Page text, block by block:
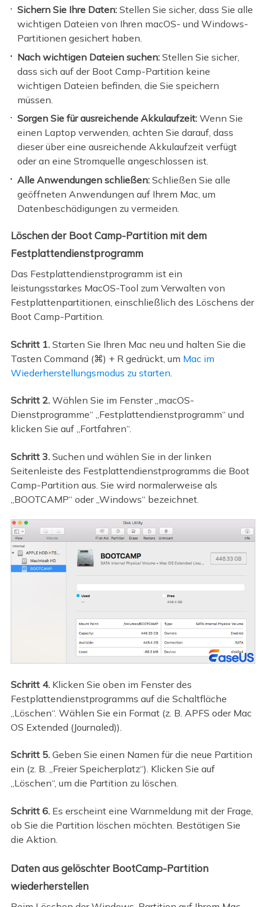
Sichern Sie Ihre Daten: Stellen Sie sicher, dass Sie alle
wichtigen Dateien von Ihren macOS- und Windows-
Partitionen gesichert haben.
Nach wichtigen Dateien suchen: Stellen Sie sicher,
dass sich auf der Boot Camp-Partition keine
wichtigen Dateien befinden, die Sie speichern
müssen.
Sorgen Sie für ausreichende Akkulaufzeit: Wenn Sie
einen Laptop verwenden, achten Sie darauf, dass
dieser über eine ausreichende Akkulaufzeit verfügt
oder an eine Stromquelle angeschlossen ist.
Alle Anwendungen schließen: Schließen Sie alle
geöffneten Anwendungen auf Ihrem Mac, um
Datenbeschädigungen zu vermeiden.
Löschen der Boot Camp-Partition mit dem
Festplattendienstprogramm
Das Festplattendienstprogramm ist ein
leistungsstarkes MacOS-Tool zum Verwalten von
Festplattenpartitionen, einschließlich des Löschens der
Boot Camp-Partition.
Schritt 1.Starten Sie Ihren Mac neu und halten Sie die
Tasten Command (⌘) + R gedrückt, um Mac im
Wiederherstellungsmodus zu starten
Schritt 2.Wählen Sie im Fenster „macOS-
Dienstprogramme“ „Festplattendienstprogramm“ und
klicken Sie auf „Fortfahren“.
Schritt 3.Suchen und wählen Sie in der linken
Seitenleiste des Festplattendienstprogramms die Boot
Camp-Partition aus. Sie wird normalerweise als
„BOOTCAMP“ oder „Windows“ bezeichnet.
Schritt 4.Klicken Sie oben im Fenster des
Festplattendienstprogramms auf die Schaltfläche
„Löschen“. Wählen Sie ein Format (z. B. APFS oder Mac
OS Extended (Journaled)).
Schritt 5.Geben Sie einen Namen für die neue Partition
ein (z. B. „Freier Speicherplatz“). Klicken Sie auf
„Löschen“, um die Partition zu löschen.
Schritt 6.Es erscheint eine Warnmeldung mit der Frage,
ob Sie die Partition löschen möchten. Bestätigen Sie
die Aktion.
Daten aus gelöschter BootCamp-Partition
wiederherstellen